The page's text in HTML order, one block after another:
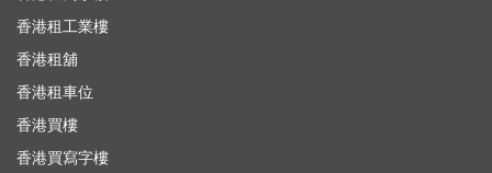
香港租工業樓
香港租舖
香港租車位
香港買樓
香港買寫字樓